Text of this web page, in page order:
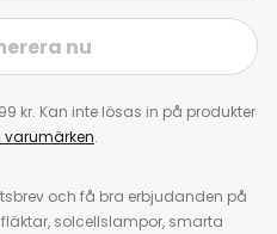
nu
kr. Kan inte lösas in på produkter
varumärken.
och få bra erbjudanden på
solcellslampor, smarta